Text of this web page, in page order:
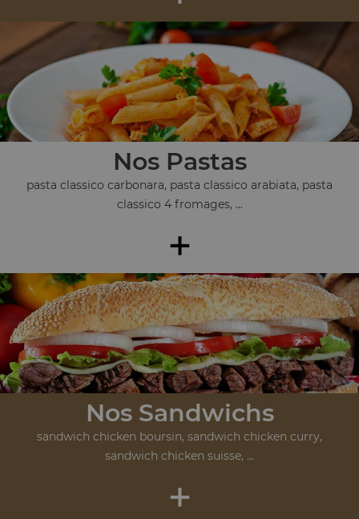
Nos Pastas
pasta classico carbonara, pasta classico arabiata, pasta
classico 4 fromages, ...
+
Nos Sandwichs
sandwich chicken boursin, sandwich chicken curry,
sandwich chicken suisse, ...
+